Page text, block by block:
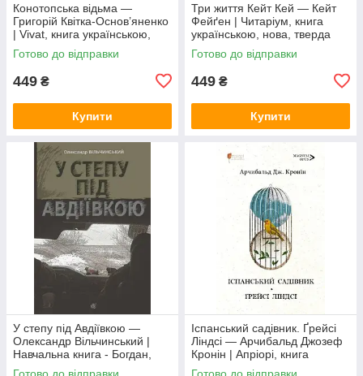
Конотопська відьма —
Григорій Квітка-Основ’яненко
| Vivat, книга українською,
нова, тверда
Готово до відправки
449 ₴
Купити
Три життя Кейт Кей — Кейт
Фейґен | Читаріум, книга
українською, нова, тверда
Готово до відправки
449 ₴
Купити
У степу під Авдіївкою —
Олександр Вільчинський |
Навчальна книга - Богдан,
книга українською, нова,
Іспанський садівник. Ґрейсі
Ліндсі — Арчибальд Джозеф
Кронін | Апріорі, книга
українською, нова, тверда